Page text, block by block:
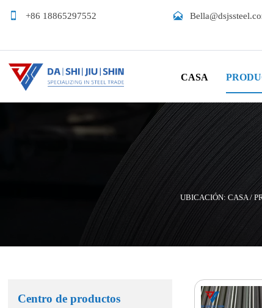
 +86 18865297552 
CASA
UBICACIÓN: CASA/
Centro de productos